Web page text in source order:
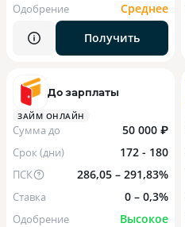
Одобрение
Среднее
Получить
До зарплаты
ЗАЙМ ОНЛАЙН
Сумма до 50 000 ₽
Срок (дни) 172 - 180
ПСК 286,05 – 291,83%
Ставка 0 – 0,3%
Одобрение
Высокое